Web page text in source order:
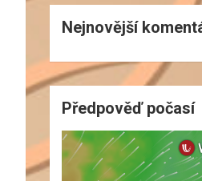
Nejnovější
Předpověď počasí